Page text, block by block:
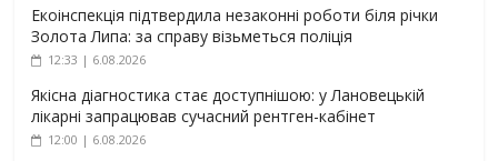
Екоінспекція підтвердила незаконні роботи біля річки
Золота Липа: за справу візьметься поліція
12:33 | 6.08.2026
Якісна діагностика стає доступнішою: у Лановецькій
лікарні запрацював сучасний рентген-кабінет
12:00 | 6.08.2026